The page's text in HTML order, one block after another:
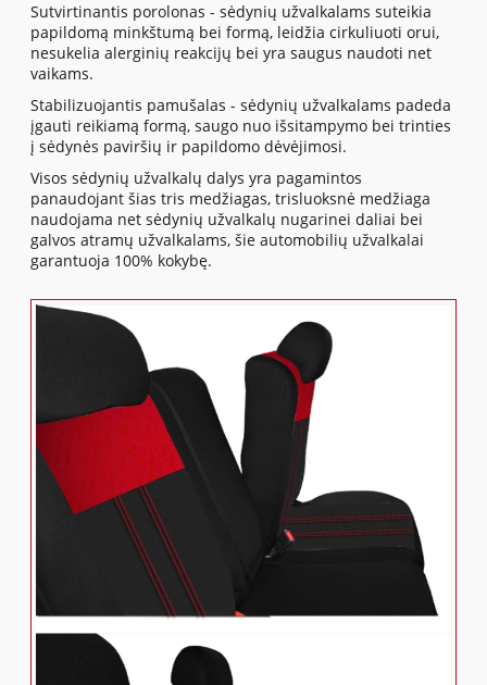
Sutvirtinantis porolonas - sėdynių užvalkalams suteikia
papildomą minkštumą bei formą, leidžia cirkuliuoti orui,
nesukelia alerginių reakcijų bei yra saugus naudoti net
vaikams.
Stabilizuojantis pamušalas - sėdynių užvalkalams padeda
įgauti reikiamą formą, saugo nuo išsitampymo bei trinties
į sėdynės paviršių ir papildomo dėvėjimosi.
Visos sėdynių užvalkalų dalys yra pagamintos
panaudojant šias tris medžiagas, trisluoksnė medžiaga
naudojama net sėdynių užvalkalų nugarinei daliai bei
galvos atramų užvalkalams, šie automobilių užvalkalai
garantuoja 100% kokybę.